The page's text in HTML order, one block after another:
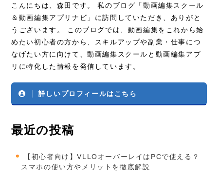
こんにちは、森田です。 私のブログ「動画編集スクール
＆動画編集アプリナビ」に訪問していただき、ありがと
うございます。 このブログでは、動画編集をこれから始
めたい初心者の方から、スキルアップや副業・仕事につ
なげたい方に向けて、動画編集スクールと動画編集アプ
リに特化した情報を発信しています。
詳しいプロフィールはこちら
最近の投稿
【初心者向け】VLLOオーバーレイはPCで使える？
スマホの使い方やメリットを徹底解説